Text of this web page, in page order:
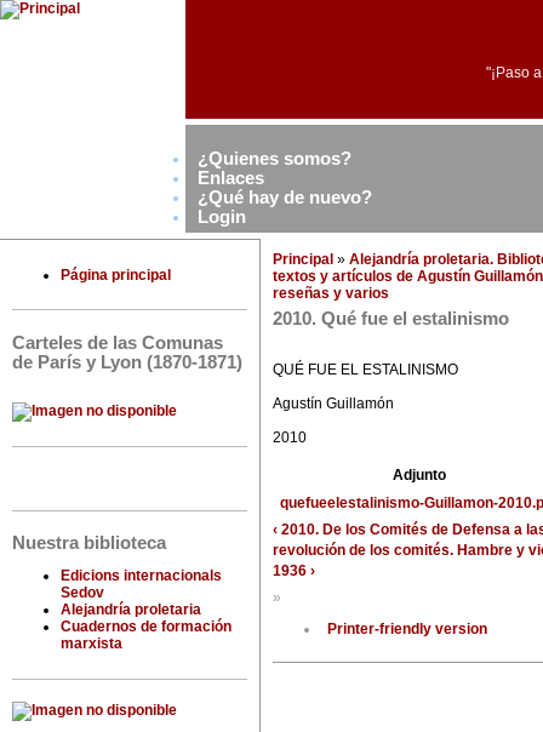
"¡Paso
¿Quienes somos?
Enlaces
¿Qué hay de nuevo?
Login
Página principal
Carteles de las Comunas
de París y Lyon (1870-1871)
Nuestra biblioteca
Edicions internacionals
Sedov
Alejandría proletaria
Cuadernos de formación
marxista
Principal » Alejandría proletaria.
textos y artículos de Agustín Guillamón
reseñas y varios
2010. Qué fue el estalinismo
QUÉ FUE EL ESTALINISMO
Agustín Guillamón
2010
Adjunto
quefueelestalinismo-Guillamon-
‹ 2010. De los Comités de Defensa a
revolución de los comités. Hambre y
1936 ›
»
Printer-friendly version